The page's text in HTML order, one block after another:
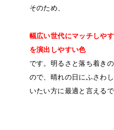
そのため、
幅広い世代にマッチしや
を演出しやすい色
です。明るさと落ち着き
ので、晴れの日にふさわ
いたい方に最適と言えるで